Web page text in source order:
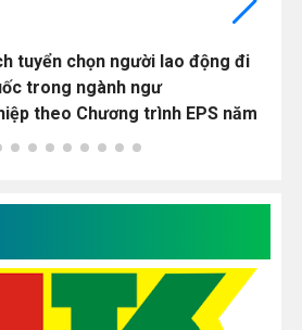
tuyển chọn người lao động đi
trong ngành ngư
theo Chương trình EPS năm